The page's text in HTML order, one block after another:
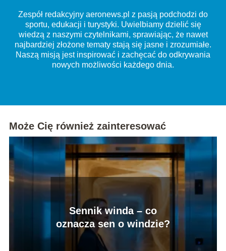
Zespół redakcyjny aeronews.pl z pasją podchodzi do
sportu, edukacji i turystyki. Uwielbiamy dzielić się
wiedzą z naszymi czytelnikami, sprawiając, że nawet
najbardziej złożone tematy stają się jasne i zrozumiałe.
Naszą misją jest inspirować i zachęcać do odkrywania
nowych możliwości każdego dnia.
Może Cię również zainteresować
Sennik winda – co
oznacza sen o windzie?